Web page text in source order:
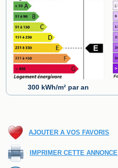
300 kWh/m² par an
AJOUTER A VOS FAVORIS
IMPRIMER CETTE ANNONCE